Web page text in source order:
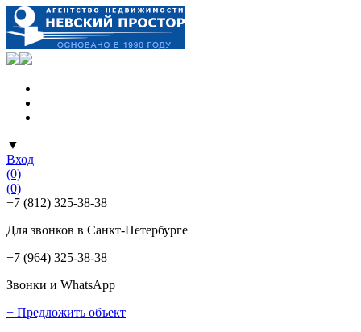
▼
Вход
(0)
(0)
+7 (812) 325-38-38
Для звонков в Санкт-Петербурге
+7 (964) 325-38-38
Звонки и WhatsApp
+ Предложить объект